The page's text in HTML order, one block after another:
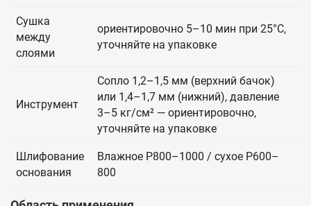
Сушка
между
слоями
ориентировочно 5–10 мин при 25°C,
уточняйте на упаковке
Инструмент
Сопло 1,2–1,5 мм (верхний бачок)
или 1,4–1,7 мм (нижний), давление
3–5 кг/см² — ориентировочно,
уточняйте на упаковке
Шлифование
основания
Влажное P800–1000 / сухое P600–
800